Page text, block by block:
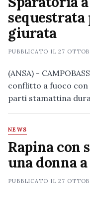
giurata
PUBBLICATO IL27
(ANSA) -
conflitto a fuoco con
parti stamattina
NEWS
Rapina con
una donna
PUBBLICATO IL27